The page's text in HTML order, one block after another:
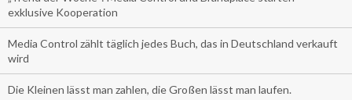
exklusive Kooperation
Media Control zählt täglich jedes Buch, das in Deutschland verkauft
wird
Die Kleinen lässt man zahlen, die Großen lässt man laufen.